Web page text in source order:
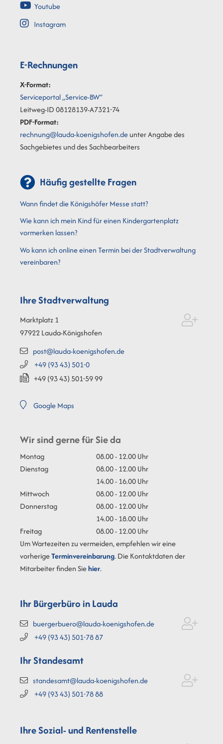
Youtube
Instagram
E-Rechnungen
X-Format:
Serviceportal „Service-BW“
Leitweg-ID 08128139-A7321-74
PDF-Format:
rechnung@lauda-koenigshofen.deunter Angabe des
Sachgebietes und des Sachbearbeiters
Häufig gestellte Fragen
Wann findet die Königshöfer Messe statt?
Wie kann ich mein Kind für einen Kindergartenplatz
vormerken lassen?
Wo kann ich online einen Termin bei der Stadtverwaltung
vereinbaren?
Ihre Stadtverwaltung
Marktplatz 1
97922Lauda-Königshofen
post@lauda-koenigshofen.de
+49 (9343) 501-0
+49 (9343) 501-5999
Google Maps
Wir sind gerne für Sie da
Montag
08.00 - 12.00 Uhr
Dienstag
08.00 - 12.00 Uhr
14.00 - 16.00 Uhr
Mittwoch
08.00 - 12.00 Uhr
Donnerstag
08.00 - 12.00 Uhr
14.00 - 18.00 Uhr
Freitag
08.00 - 12.00 Uhr
Um Wartezeiten zu vermeiden, empfehlen wir eine
vorherigeTerminvereinbarung. Die Kontaktdaten der
Mitarbeiter finden Siehier.
Ihr Bürgerbüro in Lauda
buergerbuero@lauda-koenigshofen.de
+49 (9343) 501-7887
Ihr Standesamt
standesamt@lauda-koenigshofen.de
+49 (9343) 501-7888
Ihre Sozial- und Rentenstelle